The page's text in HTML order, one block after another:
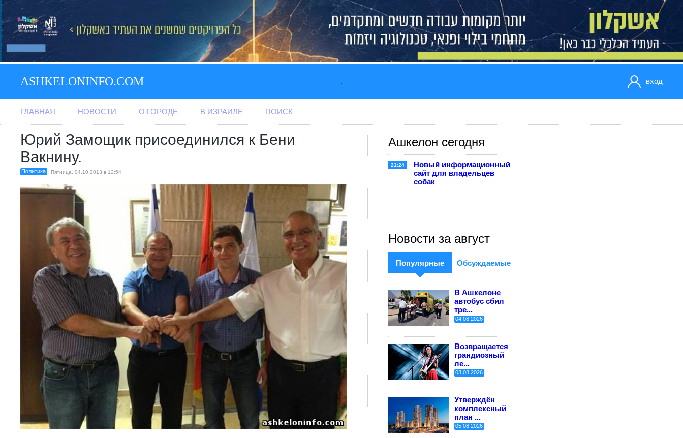
ASHKELONINFO.COM . вход
ГЛАВНАЯ НОВОСТИ О ГОРОДЕ В ИЗРАИЛЕ ПОИСК
Юрий Замощик присоединился к Бени
Вакнину.
Политика Пятница, 04.10.2013 в 12:54
Ашкелон сегодня
21:24
Новый информационный
сайт для владельцев
собак
Новости за август
Популярные Обсуждаемые
В Ашкелоне
автобус сбил
тре...
04.08.2026
Возвращается
грандиозный
ле...
03.08.2026
Утверждён
комплексный
план ...
05.08.2026